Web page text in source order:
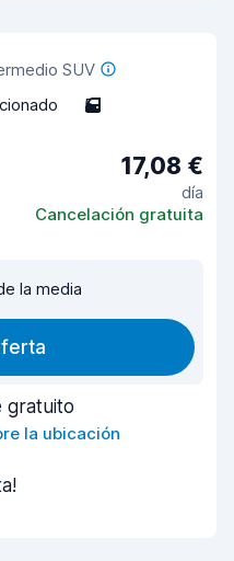
SUV
5
17,08 €
día
Cancelación gratuita
la media
gratuito
la ubicación